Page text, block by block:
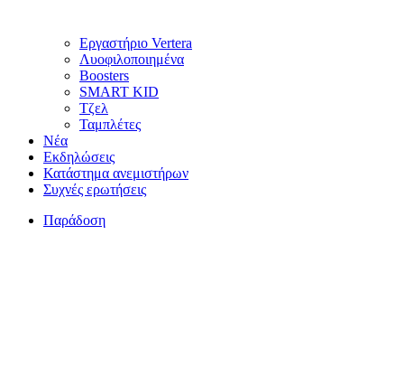
Εργαστήριο Vertera
Λυοφιλοποιημένα
Boosters
SMART KID
Τζελ
Ταμπλέτες
Νέα
Εκδηλώσεις
Κατάστημα ανεμιστήρων
Συχνές ερωτήσεις
Παράδοση